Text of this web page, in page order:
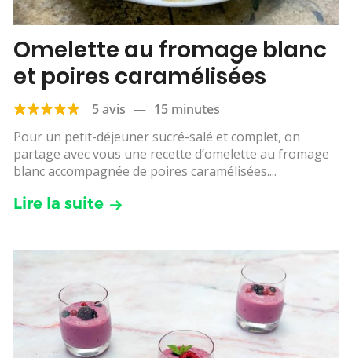
Omelette au fromage blanc
et poires caramélisées
5 avis — 15 minutes
Pour un petit-déjeuner sucré-salé et complet, on
partage avec vous une recette d’omelette au fromage
blanc accompagnée de poires caramélisées....
Lire la suite